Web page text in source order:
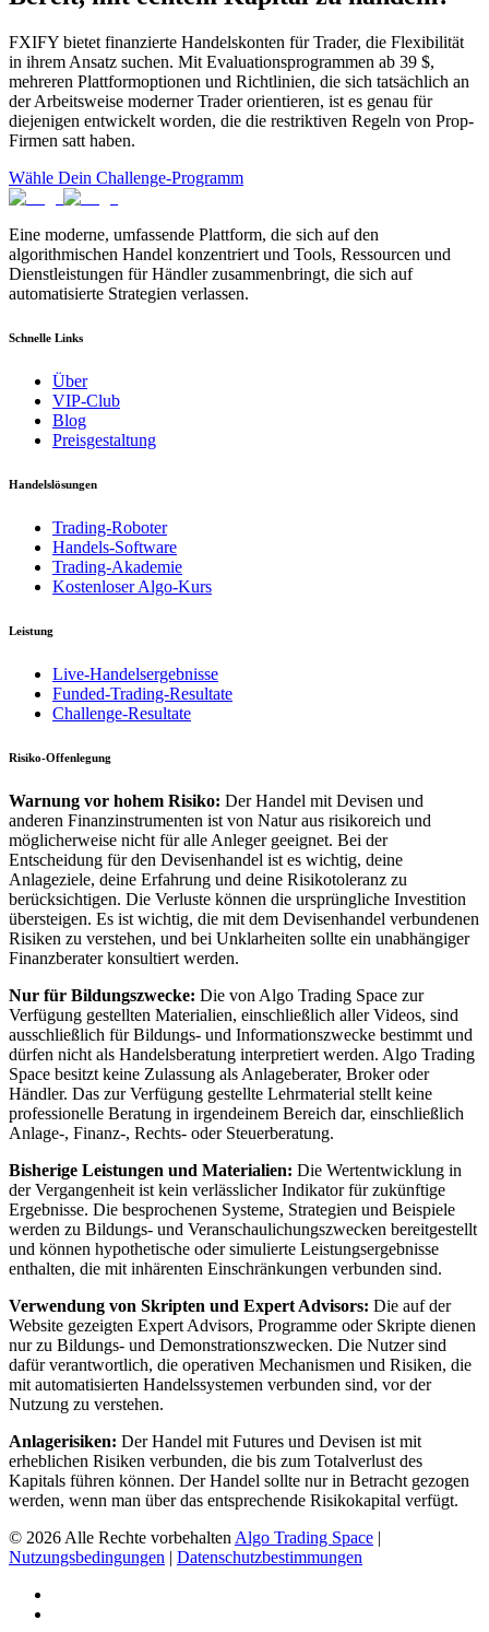
FXIFY bietet finanzierte Handelskonten für Trader, die Flexibilität
in ihrem Ansatz suchen. Mit Evaluationsprogrammen ab 39 $,
mehreren Plattformoptionen und Richtlinien, die sich tatsächlich an
der Arbeitsweise moderner Trader orientieren, ist es genau für
diejenigen entwickelt worden, die die restriktiven Regeln von Prop-
Firmen satt haben.
Wähle Dein Challenge-Programm
Eine moderne, umfassende Plattform, die sich auf den
algorithmischen Handel konzentriert und Tools, Ressourcen und
Dienstleistungen für Händler zusammenbringt, die sich auf
automatisierte Strategien verlassen.
Schnelle Links
Über
VIP-Club
Blog
Preisgestaltung
Handelslösungen
Trading-Roboter
Handels-Software
Trading-Akademie
Kostenloser Algo-Kurs
Leistung
Live-Handelsergebnisse
Funded-Trading-Resultate
Challenge-Resultate
Risiko-Offenlegung
Warnung vor hohem Risiko: Der Handel mit Devisen und
anderen Finanzinstrumenten ist von Natur aus risikoreich und
möglicherweise nicht für alle Anleger geeignet. Bei der
Entscheidung für den Devisenhandel ist es wichtig, deine
Anlageziele, deine Erfahrung und deine Risikotoleranz zu
berücksichtigen. Die Verluste können die ursprüngliche Investition
übersteigen. Es ist wichtig, die mit dem Devisenhandel verbundenen
Risiken zu verstehen, und bei Unklarheiten sollte ein unabhängiger
Finanzberater konsultiert werden.
Nur für Bildungszwecke: Die von Algo Trading Space zur
Verfügung gestellten Materialien, einschließlich aller Videos, sind
ausschließlich für Bildungs- und Informationszwecke bestimmt und
dürfen nicht als Handelsberatung interpretiert werden. Algo Trading
Space besitzt keine Zulassung als Anlageberater, Broker oder
Händler. Das zur Verfügung gestellte Lehrmaterial stellt keine
professionelle Beratung in irgendeinem Bereich dar, einschließlich
Anlage-, Finanz-, Rechts- oder Steuerberatung.
Bisherige Leistungen und Materialien: Die Wertentwicklung in
der Vergangenheit ist kein verlässlicher Indikator für zukünftige
Ergebnisse. Die besprochenen Systeme, Strategien und Beispiele
werden zu Bildungs- und Veranschaulichungszwecken bereitgestellt
und können hypothetische oder simulierte Leistungsergebnisse
enthalten, die mit inhärenten Einschränkungen verbunden sind.
Verwendung von Skripten und Expert Advisors: Die auf der
Website gezeigten Expert Advisors, Programme oder Skripte dienen
nur zu Bildungs- und Demonstrationszwecken. Die Nutzer sind
dafür verantwortlich, die operativen Mechanismen und Risiken, die
mit automatisierten Handelssystemen verbunden sind, vor der
Nutzung zu verstehen.
Anlagerisiken: Der Handel mit Futures und Devisen ist mit
erheblichen Risiken verbunden, die bis zum Totalverlust des
Kapitals führen können. Der Handel sollte nur in Betracht gezogen
werden, wenn man über das entsprechende Risikokapital verfügt.
© 2026 Alle Rechte vorbehalten Algo Trading Space |
Nutzungsbedingungen | Datenschutzbestimmungen